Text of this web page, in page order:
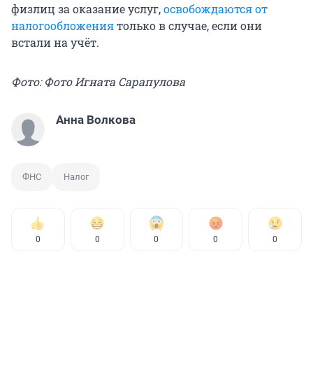
физлиц за оказание услуг,освобождаются от
налогообложениятолько в случае, если они
встали на учёт.
Фото: Фото Игната Сарапулова
Анна Волкова
ФНС Налог
0 0 0 0 0